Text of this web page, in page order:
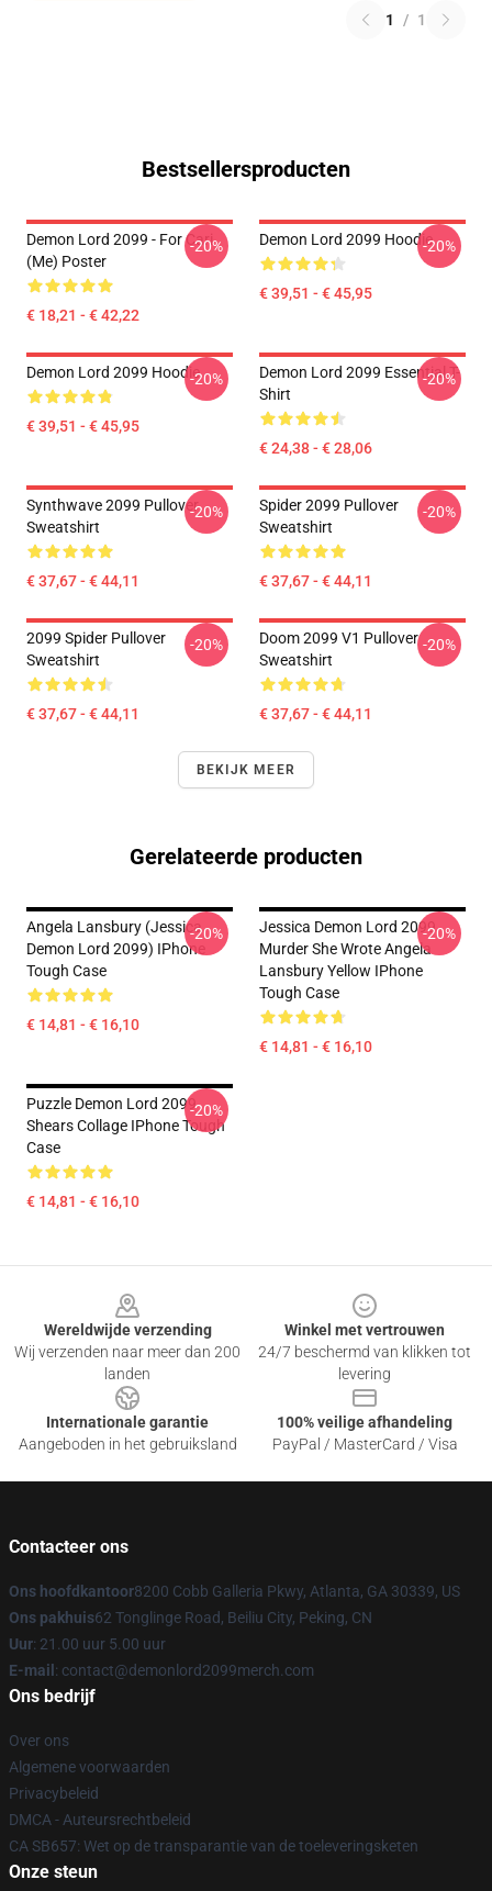
1 / 1
Bestsellersproducten
Demon Lord 2099 - For Cari
(me) Poster
€ 18,21 - € 42,22
-20% Demon Lord 2099 Hoodie
€ 39,51 - € 45,95
-20%
Demon Lord 2099 Hoodie
€ 39,51 - € 45,95
-20%
Demon Lord 2099 Essential T-
Shirt
€ 24,38 - € 28,06
-20%
Synthwave 2099 Pullover
Sweatshirt
€ 37,67 - € 44,11
-20%
Spider 2099 Pullover
Sweatshirt
€ 37,67 - € 44,11
-20%
2099 Spider Pullover
Sweatshirt
€ 37,67 - € 44,11
-20%
Doom 2099 V1 Pullover
Sweatshirt
€ 37,67 - € 44,11
-20%
BEKIJK MEER
Gerelateerde producten
Angela Lansbury (Jessica
Demon Lord 2099) IPhone
Tough Case
€ 14,81 - € 16,10
-20%
Jessica Demon Lord 2099
Murder She Wrote Angela
Lansbury Yellow IPhone
Tough Case
€ 14,81 - € 16,10
-20%
Puzzle Demon Lord 2099
Shears Collage IPhone Tough
Case
€ 14,81 - € 16,10
-20%
Wereldwijde verzending
Wij verzenden naar meer dan 200
landen
Winkel met vertrouwen
24/7 beschermd van klikken tot
levering
Internationale garantie
Aangeboden in het gebruiksland
100% veilige afhandeling
PayPal / MasterCard / Visa
Contacteer ons
Ons hoofdkantoor8200 Cobb Galleria Pkwy, Atlanta, GA 30339, US
Ons pakhuis62 Tonglinge Road, Beiliu City, Peking, CN
Uur: 21.00 uur 5.00 uur
E-mail : contact@demonlord2099merch.com
Ons bedrijf
Over ons
Algemene voorwaarden
Privacybeleid
DMCA - Auteursrechtbeleid
CA SB657: Wet op de transparantie van de toeleveringsketen
Onze steun